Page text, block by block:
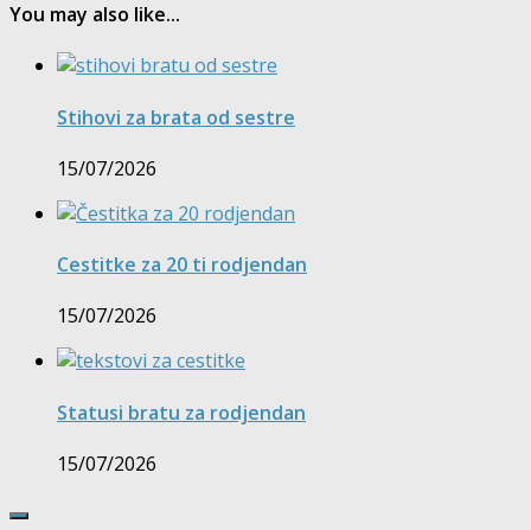
You may also like...
Stihovi za brata od sestre
15/07/2026
Cestitke za 20 ti rodjendan
15/07/2026
Statusi bratu za rodjendan
15/07/2026